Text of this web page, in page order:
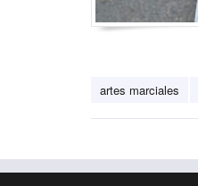
artes marciales